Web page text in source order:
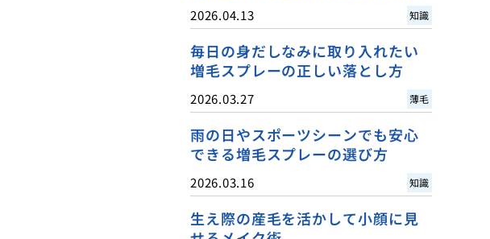
2026.04.13 知識
毎日の身だしなみに取り入れたい
増毛スプレーの正しい落とし方
2026.03.27 薄毛
雨の日やスポーツシーンでも安心
できる増毛スプレーの選び方
2026.03.16 知識
生え際の産毛を活かして小顔に見